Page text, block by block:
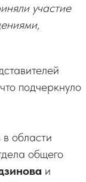
участие
подчеркнуло
области
общего
и